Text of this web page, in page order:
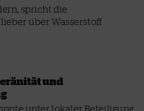
spricht die
über Wasserstoff
und
unter lokaler Beteiligung